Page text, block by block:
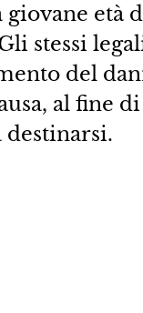
età
stessi
del
al fine
destinarsi.